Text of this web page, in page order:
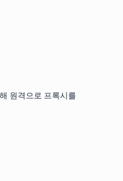
원격으로 프록시를